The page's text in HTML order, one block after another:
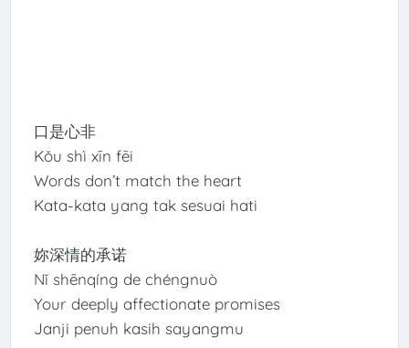
口是心非
Kǒu shì xīn fēi
Words don’t match the heart
Kata-kata yang tak sesuai hati
妳深情的承诺
Nǐ shēnqíng de chéngnuò
Your deeply affectionate promises
Janji penuh kasih sayangmu